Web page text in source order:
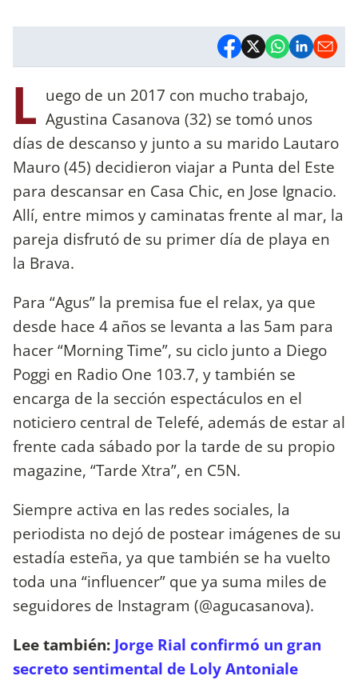
L uego de un 2017 con mucho trabajo,
Agustina Casanova (32) se tomó unos
días de descanso y junto a su marido Lautaro
Mauro (45) decidieron viajar a Punta del Este
para descansar en Casa Chic, en Jose Ignacio.
Allí, entre mimos y caminatas frente al mar, la
pareja disfrutó de su primer día de playa en
la Brava.
Para “Agus” la premisa fue el relax, ya que
desde hace 4 años se levanta a las 5am para
hacer “Morning Time”, su ciclo junto a Diego
Poggi en Radio One 103.7, y también se
encarga de la sección espectáculos en el
noticiero central de Telefé, además de estar al
frente cada sábado por la tarde de su propio
magazine, “Tarde Xtra”, en C5N.
Siempre activa en las redes sociales, la
periodista no dejó de postear imágenes de su
estadía esteña, ya que también se ha vuelto
toda una “influencer” que ya suma miles de
seguidores de Instagram (@agucasanova).
Lee también: Jorge Rial confirmó un gran
secreto sentimental de Loly Antoniale